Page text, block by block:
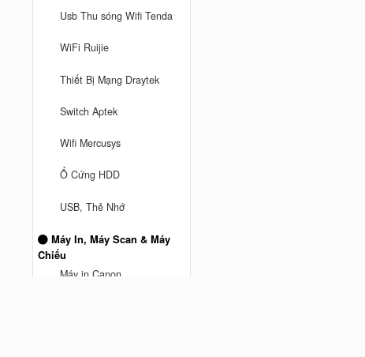
Minh
vừa mua
Mesh Wifi TPLink DECO M5 3
hãng
Usb Thu sóng Wifi Tenda
WiFi Ruijie
Thiết Bị Mạng Draytek
Switch Aptek
Wifi Mercusys
Ổ Cứng HDD
USB, Thẻ Nhớ
Máy In, Máy Scan & Máy
Chiếu
Máy in Canon